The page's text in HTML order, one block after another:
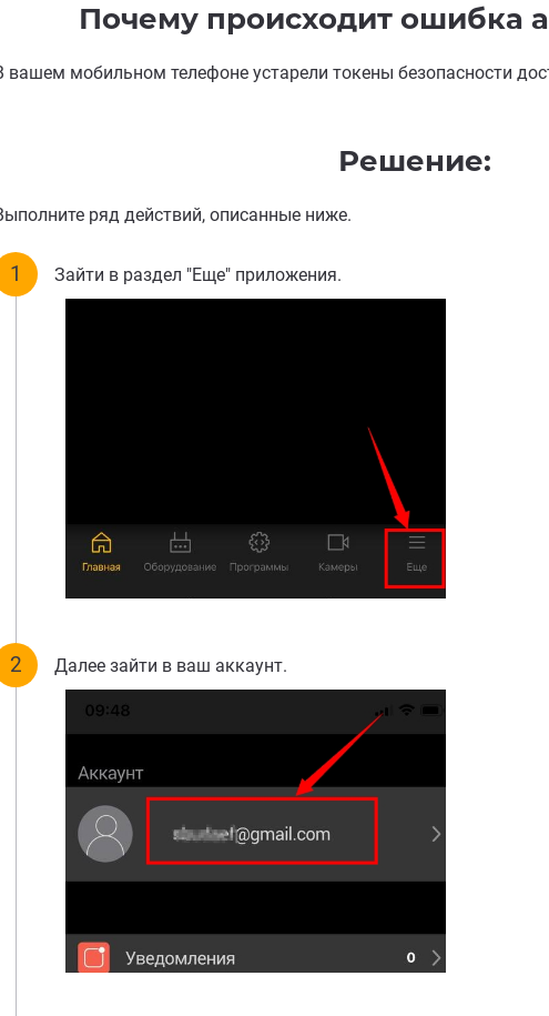
Почему происходит ошибка
вашем мобильном телефоне устарели токены безопасности
Решение:
ряд действий, описанные ниже.
Зайти в раздел "Еще" приложения.
Далее зайти в ваш аккаунт.